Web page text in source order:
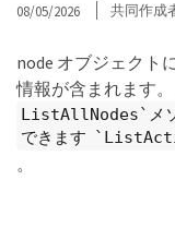
08/05/2026 共同作成
node オブジェクト
情報が含まれます
ListAllNodes`メソ
できます
。